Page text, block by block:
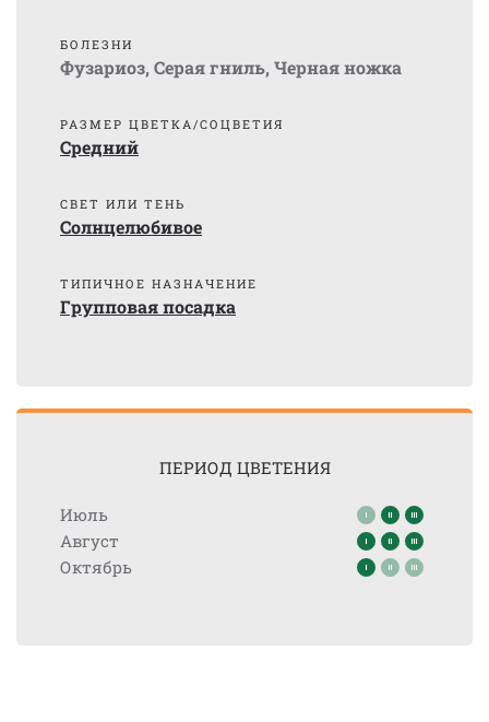
БОЛЕЗНИ
Фузариоз, Серая гниль, Черная ножка
РАЗМЕР ЦВЕТКА/СОЦВЕТИЯ
Средний
СВЕТ ИЛИ ТЕНЬ
Солнцелюбивое
ТИПИЧНОЕ НАЗНАЧЕНИЕ
Групповая посадка
ПЕРИОД ЦВЕТЕНИЯ
Июль
Август
Октябрь